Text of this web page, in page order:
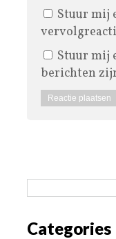
Stuur mij
Stuur mij
berichten
Categories